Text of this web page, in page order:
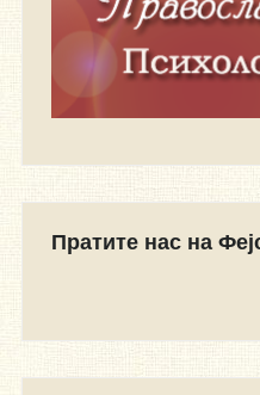
Пратите нас на